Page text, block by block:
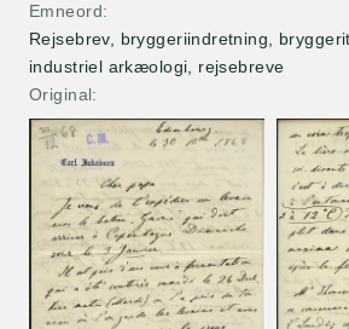
Emneord
Rejsebrev, bryggeriindretning,
industriel arkæologi, rejsebreve
Original